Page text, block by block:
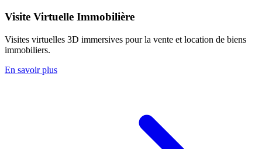
Visite Virtuelle Immobilière
Visites virtuelles 3D immersives pour la vente et location de biens
immobiliers.
En savoir plus